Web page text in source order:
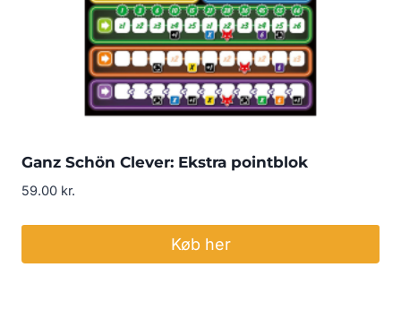
Ganz Schön Clever: Ekstra pointblok
59.00 kr.
Køb her